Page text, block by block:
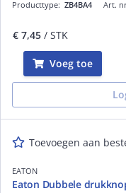
Art.
Producttype: ZB4BA4
€ 7,45 / STK
Voeg toe
Toevoegen aan
EATON
Eaton Dubbele